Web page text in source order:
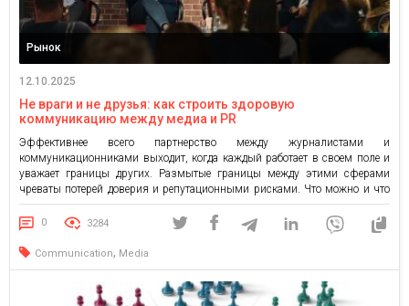
Рынок
12.10.2025
Не враги и не друзья: как строить здоровую
коммуникацию между медиа и PR
Эффективнее всего партнерство между журналистами и
коммуникационниками выходит, когда каждый работает в своем поле и
уважает границы других. Размытые границы между этими сферами
чреваты потерей доверия и репутационными рисками. Что можно и что
табу в тандеме Media&PR – говорили участники встречи клуба
коммуникационников UK comms club. Опытом и мыслями поделились:
Андрей Яницкий, директор департамента коммуникаций […]
0 3284
Communication, Media